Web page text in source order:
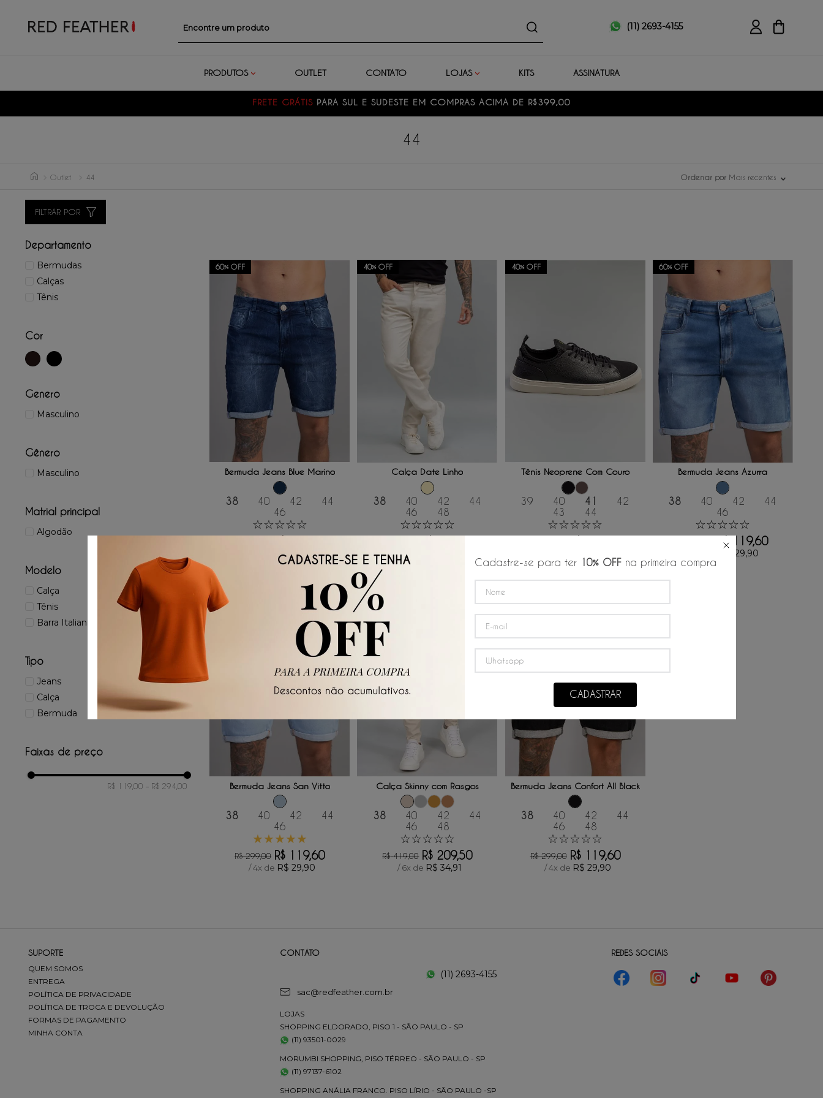
(11) 2693-4155
PRODUTOS OUTLET CONTATO LOJAS KITS ASSINATURA
FRETE GRÁTIS PARA SUL E SUDESTE EM COMPRAS ACIMA DE R$399,00
44
Outlet 44 Ordenar por Mais recentes
FILTRAR POR
Departamento
Bermudas
Calças
Tênis
Cor
Genero
Masculino
Gênero
Masculino
Matrial principal
Algodão
Modelo
Calça
Tênis
Barra Italiana
Tipo
Jeans
Calça
Bermuda
Faixas de preço
R$ 119,00 – R$ 294,00
60% OFF
ADICIONAR AO CARRINHO
Bermuda Jeans Blue Marino
38 40 42
44
46
☆☆☆☆☆
R$ 29 90
40% OFF
ADICIONAR AO CARRINHO
Calça Date Linho
38 40 42
44
46
48
☆☆☆☆☆
/6x de
40%OFF
Tênis Neoprene Com Couro
39 40 41
42
43
44
☆☆☆☆☆
60%OFF
ADICIONAR AO CARRINHO
Bermuda Jeans Azurra
38 40 42
44
46
☆☆☆☆☆
R$ 119,60
29,90
60%
ADICIONAR AO CARRINHO
Bermuda Jeans San Vitto
38 40 42
44
46
★★★★★
R$ 299,00 R$ 119,60
/4x de R$ 29,90
50%OFF
ADICIONAR AO CARRINHO
Calça Skinny com Rasgos
38 40 42
44
46
48
☆☆☆☆☆
R$ 419,00 R$ 209,50
/6x de R$ 34,91
60%OFF
ADICIONAR AO CARRINHO
Bermuda Jeans Confort All Black
38 40 42
44
46
48
☆☆☆☆☆
R$ 299,00 R$ 119,60
/4x de R$ 29,90
SUPORTE
QUEM SOMOS
ENTREGA
POLÍTICA DE PRIVACIDADE
POLÍTICA DE TROCA E DEVOLUÇÃO
FORMAS DE PAGAMENTO
MINHA CONTA
CONTATO
(11) 2693-4155
sac@redfeather.com.br
LOJAS
SHOPPING ELDORADO, PISO 1 - SÃO PAULO - SP
(11) 93501-0029
MORUMBI SHOPPING, PISO TÉRREO - SÃO PAULO - SP
(11) 97137-6102
SHOPPING ANÁLIA FRANCO. PISO LÍRIO - SÃO PAULO -SP
REDES SOCIAIS
Cadastre-se para ter 10% OFFna primeira compra
CADASTRAR